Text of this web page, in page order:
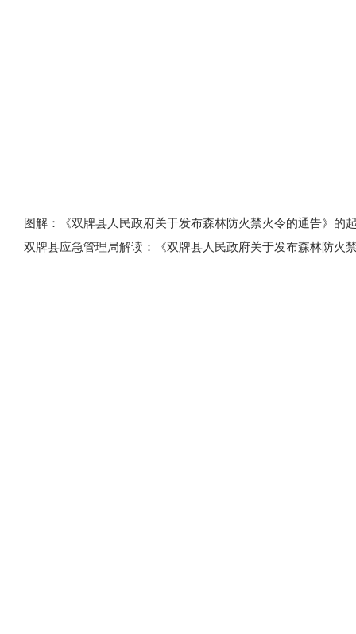
图解：《双牌县人民政府关于发布森林防火禁火令的通告》的
双牌县应急管理局解读：《双牌县人民政府关于发布森林防火